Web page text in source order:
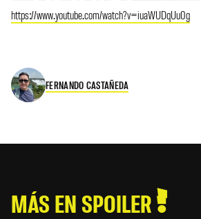
https://www.youtube.com/watch?v=iuaWUDqUu0g
FERNANDO CASTAÑEDA
MÁS EN SPOILER